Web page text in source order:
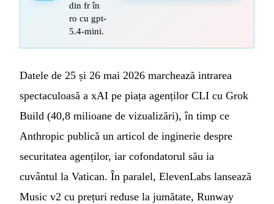
din fr în
ro cu gpt-
5.4-mini.
Datele de 25 și 26 mai 2026 marchează intrarea
spectaculoasă a xAI pe piața agenților CLI cu Grok
Build (40,8 milioane de vizualizări), în timp ce
Anthropic publică un articol de inginerie despre
securitatea agenților, iar cofondatorul său ia
cuvântul la Vatican. În paralel, ElevenLabs lansează
Music v2 cu prețuri reduse la jumătate, Runway